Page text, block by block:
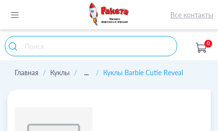
Все контакты
0
Главная Куклы ... Куклы Barbie Cutie Reveal